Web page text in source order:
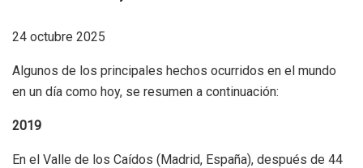
24 octubre 2025
Algunos de los principales hechos ocurridos en el mundo
en un día como hoy, se resumen a continuación:
2019
En el Valle de los Caídos (Madrid, España), después de 44